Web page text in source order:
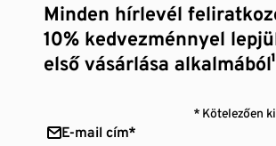
Minden hírlevél
10% kedvezménnyel
első vásárlása alkalmából¹
* Kötelezően
E-mail cím*